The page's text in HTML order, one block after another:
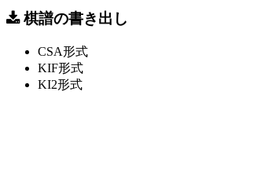
棋譜の書き出し
CSA形式
KIF形式
KI2形式